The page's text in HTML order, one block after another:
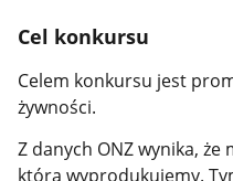
Cel konkursu
Celem konkursu jest
żywności.
Z danych ONZ wynika,
którą wyprodukujemy.